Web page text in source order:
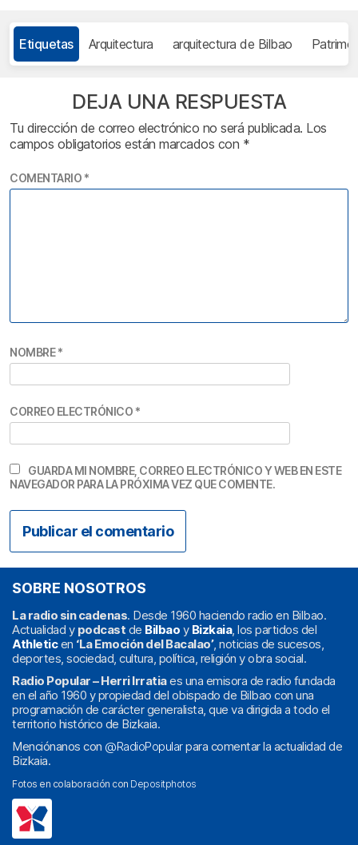
Etiquetas Arquitectura arquitectura de Bilbao
DEJA UNA RESPUESTA
Tu dirección de correo electrónico no será publicada. Los
campos obligatorios están marcados con *
COMENTARIO *
NOMBRE*
CORREO ELECTRÓNICO *
GUARDA MI NOMBRE, CORREO ELECTRÓNICO Y WEB EN ESTE
NAVEGADOR PARA LA PRÓXIMA VEZ QUE COMENTE.
SOBRE NOSOTROS
La radio sin cadenas. Desde 1960 haciendo radio en Bilbao.
Actualidad y podcast de Bilbao y Bizkaia, los partidos del
Athleticen ‘La Emoción del Bacalao’, noticias de sucesos,
deportes, sociedad, cultura, política, religión y obra social.
Radio Popular – Herri Irratiaes una emisora de radio fundada
en el año 1960 y propiedad del obispado de Bilbao con una
programación de carácter generalista, que va dirigida a todo el
territorio histórico de Bizkaia.
Menciónanos con @RadioPopularpara comentar la actualidad de
Bizkaia.
Fotos en colaboración con Depositphotos